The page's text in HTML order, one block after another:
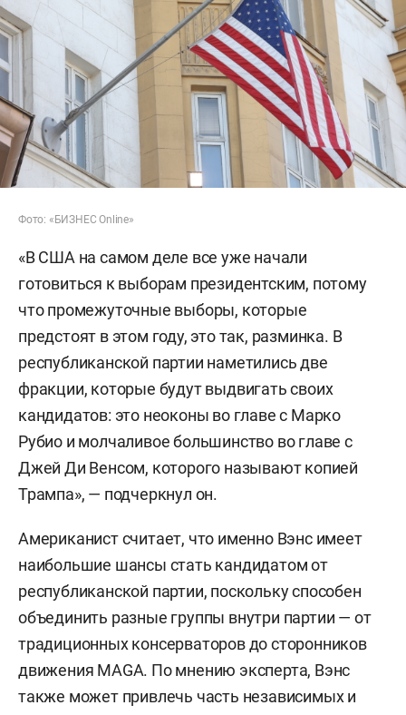
Фото: «БИЗНЕС Online»
«В США на самом деле все уже начали
готовиться к выборам президентским, потому
что промежуточные выборы, которые
предстоят в этом году, это так, разминка. В
республиканской партии наметились две
фракции, которые будут выдвигать своих
кандидатов: это неоконы во главе с Марко
Рубио и молчаливое большинство во главе с
Джей Ди Венсом, которого называют копией
Трампа», — подчеркнул он.
Американист считает, что именно Вэнс имеет
наибольшие шансы стать кандидатом от
республиканской партии, поскольку способен
объединить разные группы внутри партии — от
традиционных консерваторов до сторонников
движения MAGA. По мнению эксперта, Вэнс
также может привлечь часть независимых и